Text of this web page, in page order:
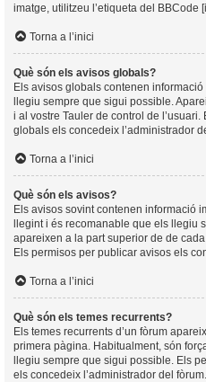
imatge, utilitzeu l’etiqueta del BBCode
Torna a l’inici
Què són els avisos globals?
Els avisos globals contenen
llegiu sempre que sigui possible.
i al vostre Tauler de control de
globals els concedeix l’administrador
Torna a l’inici
Què són els avisos?
Els avisos sovint contenen informació
llegint i és recomanable que els llegiu
apareixen a la part superior de de
Els permisos per publicar avisos els
Torna a l’inici
Què són els temes recurrents?
Els temes recurrents d’un fòrum
primera pàgina. Habitualment, són
llegiu sempre que sigui possible. Els
els concedeix l’administrador del fòrum.